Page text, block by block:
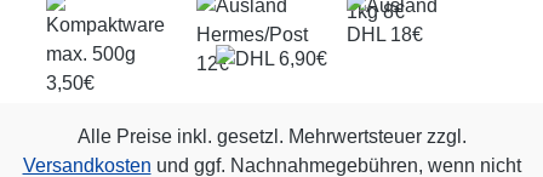
Alle Preise inkl. gesetzl. Mehrwertsteuer zzgl.
Versandkosten und ggf. Nachnahmegebühren, wenn nicht